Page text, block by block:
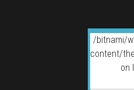
/bitnami/
content/
on